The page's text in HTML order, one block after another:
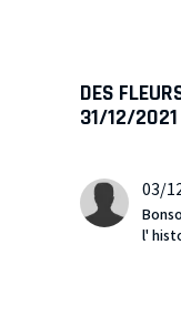
DES
31/12/2021
03/
l'